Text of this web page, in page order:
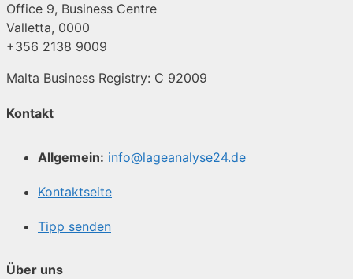
Office 9, Business Centre
Valletta, 0000
+356 2138 9009
Malta Business Registry: C 92009
Kontakt
Allgemein: info@lageanalyse24.de
Kontaktseite
Tipp senden
Über uns